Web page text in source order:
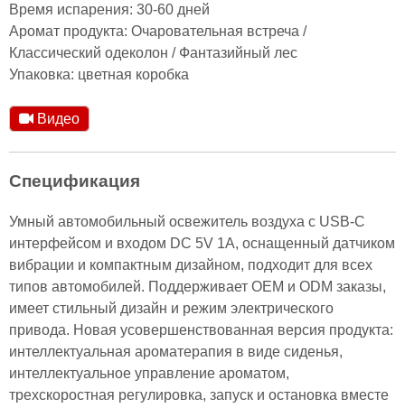
Время испарения: 30-60 дней
Аромат продукта: Очаровательная встреча /
Классический одеколон / Фантазийный лес
Упаковка: цветная коробка
Видео
Спецификация
Умный автомобильный освежитель воздуха с USB-C
интерфейсом и входом DC 5V 1A, оснащенный датчиком
вибрации и компактным дизайном, подходит для всех
типов автомобилей. Поддерживает OEM и ODM заказы,
имеет стильный дизайн и режим электрического
привода. Новая усовершенствованная версия продукта:
интеллектуальная ароматерапия в виде сиденья,
интеллектуальное управление ароматом,
трехскоростная регулировка, запуск и остановка вместе